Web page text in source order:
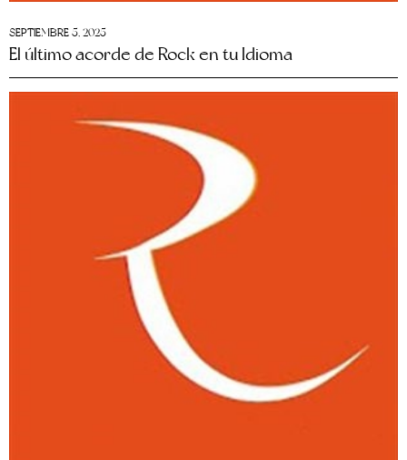
SEPTIEMBRE 5, 2025
El último acorde de Rock en tu Idioma